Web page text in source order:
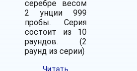
серебре весом
2 унции 999
пробы. Серия
состоит из 10
раундов. (2
раунд из серии)
Читать